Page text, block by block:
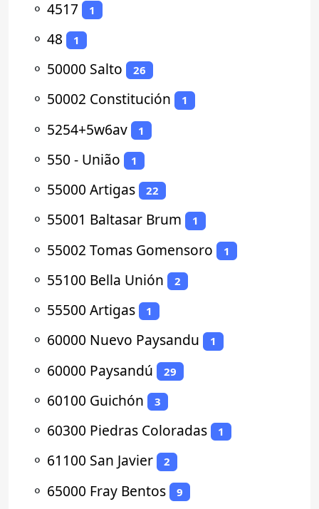
⚬ 4517 1
⚬ 48 1
⚬ 50000 Salto 26
⚬ 50002 Constitución 1
⚬ 5254+5w6av 1
⚬ 550 - União 1
⚬ 55000 Artigas 22
⚬ 55001 Baltasar Brum 1
⚬ 55002 Tomas Gomensoro 1
⚬ 55100 Bella Unión 2
⚬ 55500 Artigas 1
⚬ 60000 Nuevo Paysandu 1
⚬ 60000 Paysandú 29
⚬ 60100 Guichón 3
⚬ 60300 Piedras Coloradas 1
⚬ 61100 San Javier 2
⚬ 65000 Fray Bentos 9